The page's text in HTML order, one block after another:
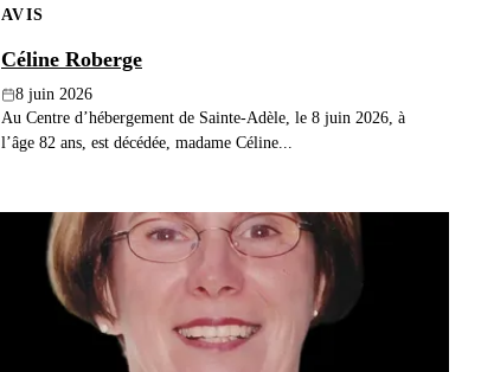
AVIS
Céline Roberge
8 juin 2026
Au Centre d’hébergement de Sainte-Adèle, le 8 juin 2026, à
l’âge 82 ans, est décédée, madame Céline...